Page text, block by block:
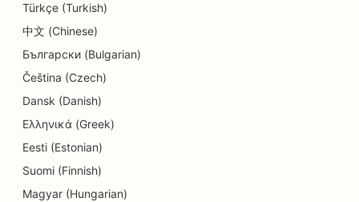
餐厅搜索引擎优化
教育和儿童保育服务搜索引擎优化
电工的搜索引擎优化
电子产品商店的搜索引擎优化
牙髓病学家的搜索引擎优化
Türkçe (Turkish)
中文 (Chinese)
Български (Bulgarian)
Čeština (Czech)
Dansk (Danish)
Ελληνικά (Greek)
Eesti (Estonian)
Suomi (Finnish)
Magyar (Hungarian)